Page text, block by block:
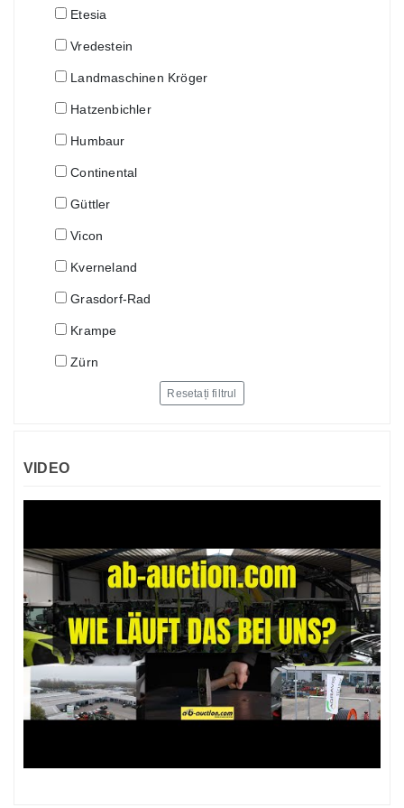
Etesia
Vredestein
Landmaschinen Kröger
Hatzenbichler
Humbaur
Continental
Güttler
Vicon
Kverneland
Grasdorf-Rad
Krampe
Zürn
Resetați filtrul
VIDEO